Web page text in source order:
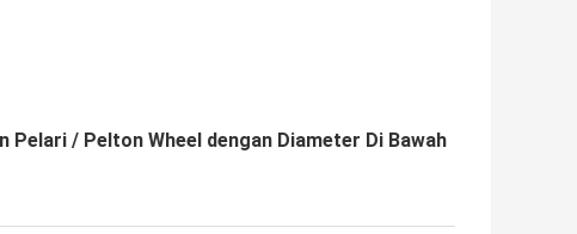
/ Pelton Wheel dengan Diameter Di Bawah